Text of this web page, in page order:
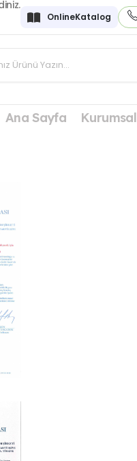
OnlineKatalog
Ana Sayfa Kurumsal